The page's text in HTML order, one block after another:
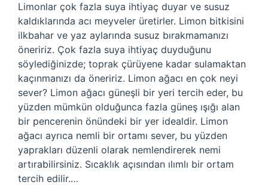
Limonlar çok fazla suya ihtiyaç duyar ve susuz
kaldıklarında acı meyveler üretirler. Limon bitkisini
ilkbahar ve yaz aylarında susuz bırakmamanızı
öneririz. Çok fazla suya ihtiyaç duyduğunu
söylediğinizde; toprak çürüyene kadar sulamaktan
kaçınmanızı da öneririz. Limon ağacı en çok neyi
sever? Limon ağacı güneşli bir yeri tercih eder, bu
yüzden mümkün olduğunca fazla güneş ışığı alan
bir pencerenin önündeki bir yer idealdir. Limon
ağacı ayrıca nemli bir ortamı sever, bu yüzden
yaprakları düzenli olarak nemlendirerek nemi
artırabilirsiniz. Sıcaklık açısından ılımlı bir ortam
tercih edilir.…